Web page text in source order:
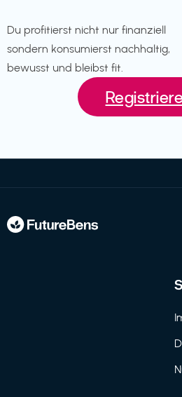
Du profitierst nicht nur finanziell
sondern konsumierst nachhaltig,
bewusst und bleibst fit.